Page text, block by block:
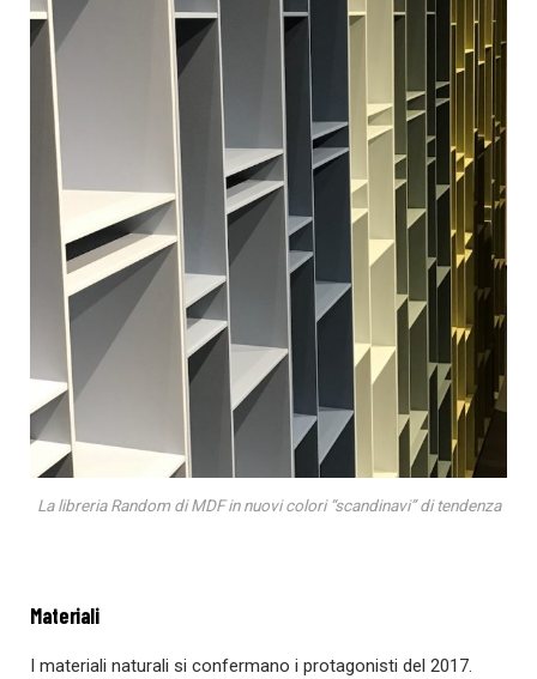
La libreria Random di MDF in nuovi colori “scandinavi” di tendenza
Materiali
I materiali naturali si confermano i protagonisti del 2017.